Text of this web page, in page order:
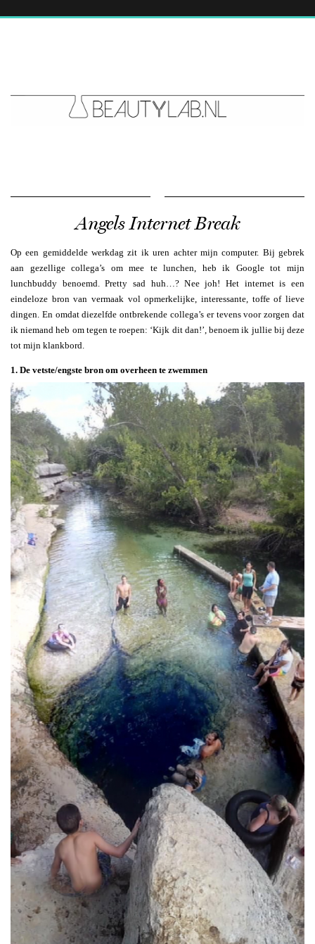
Angels Internet Break
Op een gemiddelde werkdag zit ik uren achter mijn computer. Bij gebrek
aan gezellige collega’s om mee te lunchen, heb ik Google tot mijn
lunchbuddy benoemd. Pretty sad huh…? Nee joh! Het internet is een
eindeloze bron van vermaak vol opmerkelijke, interessante, toffe of lieve
dingen. En omdat diezelfde ontbrekende collega’s er tevens voor zorgen dat
ik niemand heb om tegen te roepen: ‘Kijk dit dan!’, benoem ik jullie bij deze
tot mijn klankbord.
1. De vetste/engste bron om overheen te zwemmen